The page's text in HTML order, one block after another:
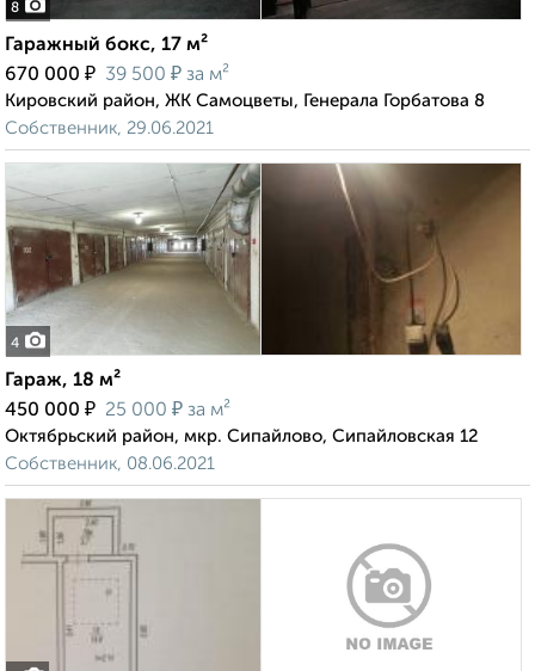
8
Гаражный бокс, 17 м²
670 000 ₽ 39 500 ₽ за м²
Кировский район, ЖК Самоцветы, Генерала Горбатова 8
Собственник, 29.06.2021
4
Гараж, 18 м²
450 000 ₽ 25 000 ₽ за м²
Октябрьский район, мкр. Сипайлово, Сипайловская 12
Собственник, 08.06.2021